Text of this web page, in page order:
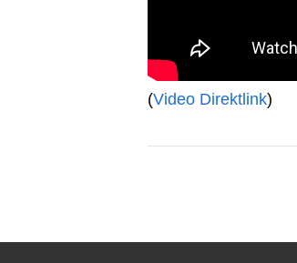
(Video Direktlink)